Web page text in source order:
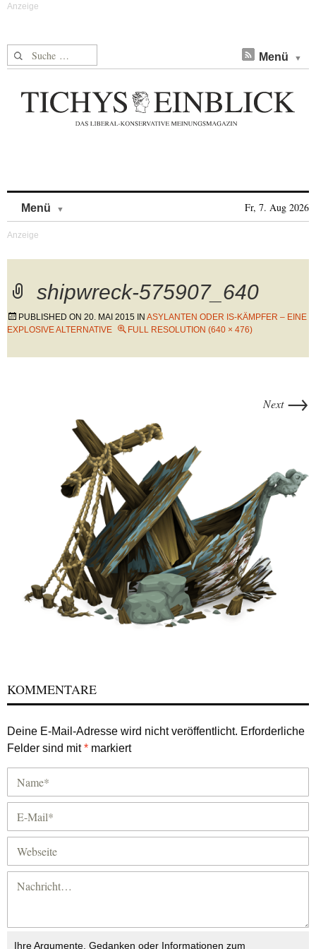
Suche nach: Menü
Menü Fr, 7. Aug 2026
shipwreck-575907_640
PUBLISHED ON 20. MAI 2015 IN ASYLANTEN ODER IS-KÄMPFER – EINE
EXPLOSIVE ALTERNATIVE
FULL RESOLUTION (640 × 476)
Next →
KOMMENTARE
Deine E-Mail-Adresse wird nicht veröffentlicht. Erforderliche
Felder sind mit* markiert
Ihre Argumente, Gedanken oder Informationen zum